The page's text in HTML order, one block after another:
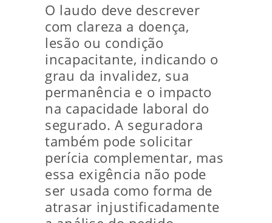
O laudo deve descrever
com clareza a doença,
lesão ou condição
incapacitante, indicando o
grau da invalidez, sua
permanência e o impacto
na capacidade laboral do
segurado. A seguradora
também pode solicitar
perícia complementar, mas
essa exigência não pode
ser usada como forma de
atrasar injustificadamente